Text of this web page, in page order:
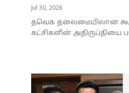
Jul 30, 2026
தவெக தலைமையிலான
கட்சிகளின்